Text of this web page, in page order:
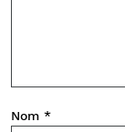
Nom *